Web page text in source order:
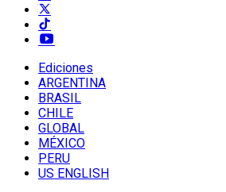
Ediciones
ARGENTINA
BRASIL
CHILE
GLOBAL
MÉXICO
PERU
US ENGLISH